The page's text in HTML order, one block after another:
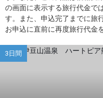
の画面に表示する旅行代金で
す。また、申込完了までに旅
お申込に直前に再度旅行代金
3日間